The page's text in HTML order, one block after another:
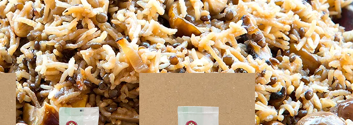
גרעיני דלעת אורגני גרעיני חמניה אורגני